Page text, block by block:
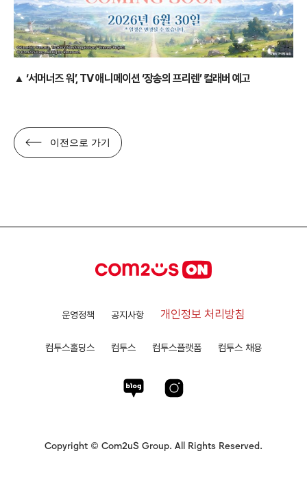
▲ ‘서머너즈 워’, TV 애니메이션 ‘장송의 프리렌’ 컬래버 예고
이전으로 가기
운영정책 공지사항 개인정보 처리방침
컴투스홀딩스 컴투스 컴투스플랫폼 컴투스 채용
Copyright © Com2uS Group. All Rights Reserved.